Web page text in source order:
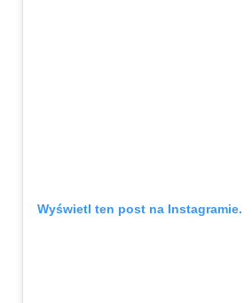
Wyświetl ten post na Instagramie.